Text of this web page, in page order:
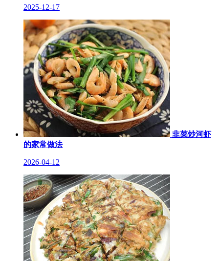
2025-12-17
韭菜炒河虾
的家常做法
2026-04-12